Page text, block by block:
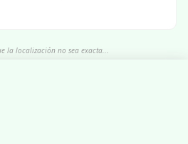
la localización no sea exacta...